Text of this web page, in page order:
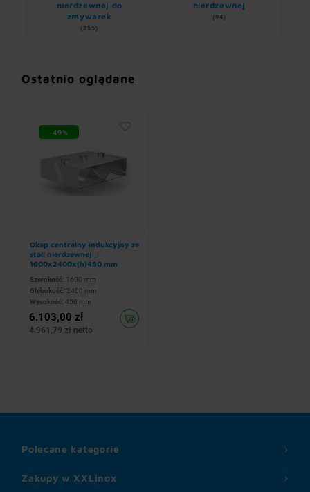
nierdzewnej do
zmywarek
(255)
nierdzewnej
(94)
Ostatnio oglądane
-49%
Okap centralny indukcyjny ze
stali nierdzewnej |
1600x2400x(h)450 mm
Szerokość: 1600 mm
Głębokość: 2400 mm
Wysokość: 450 mm
6.103,00 zł
4.961,79 zł netto
Zakupy w XXLinox
Polecane kategorie